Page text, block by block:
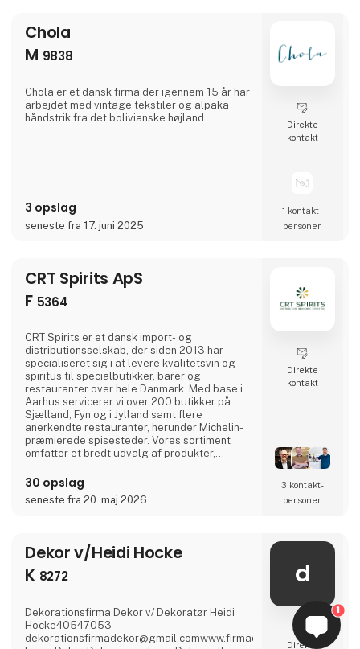
15. Chili Klaus eksporterer b.la. til
Chola
M 9838
Chola er et dansk firma der igennem 15 år har
arbejdet med vintage tekstiler og alpaka
håndstrik fra det bolivianske højland
3 opslag
seneste fra 17. juni 2025
Direkte
kontakt
1 kontakt­
personer
CRT Spirits ApS
F 5364
CRT Spirits er et dansk import- og
distributionsselskab, der siden 2013 har
specialiseret sig i at levere kvalitetsvin og -
spiritus til specialbutikker, barer og
restauranter over hele Danmark. Med base i
Aarhus servicerer vi over 200 butikker på
Sjælland, Fyn og i Jylland samt flere
anerkendte restauranter, herunder Michelin-
præmierede spisesteder. Vores sortiment
omfatter et bredt udvalg af produkter,
grappa, vodka og gin. Vi er konstant på udkig
efter nye og unikke produkter fra hele
verden, hvor pris og kvalitet går op i en højere
30 opslag
seneste fra 20. maj 2026
Direkte
kontakt
3 kontakt­
personer
Dekor v/Heidi Hocke
K 8272
Dekorationsfirma Dekor v/ Dekoratør Heidi
Hocke40547053
d
Direkte
1